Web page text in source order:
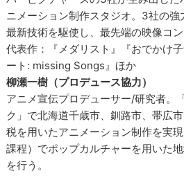
ニメーション制作スタジオ。3社の強
最新技術を駆使し、最先端の映像コ
代表作：『メダリスト』『おでかけ
ート: missing Songs』ほか
柳瀬一樹（プロデュース協力）
アニメ宣伝プロデューサー/研究者。
ク」で北海道千歳市、釧路市、帯広
税を用いたアニメーション制作を実
課程）でポップカルチャーを用いた
を行う。